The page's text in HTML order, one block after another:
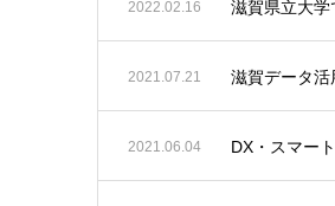
2022.02.16 滋賀県立大
2021.07.21 滋賀データ
2021.06.04 DX・スマー